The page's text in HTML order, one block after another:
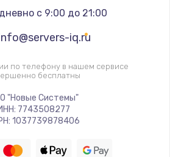
700 руб.
Заказать
Замена ТЭНа
2500 руб.
с 9:00 до 21:00
iq.ru
по телефону в нашем сервисе
бесплатны
"Новые Системы"
7743508277
1037739878406